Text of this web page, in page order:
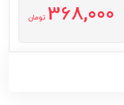
368,000 تومان